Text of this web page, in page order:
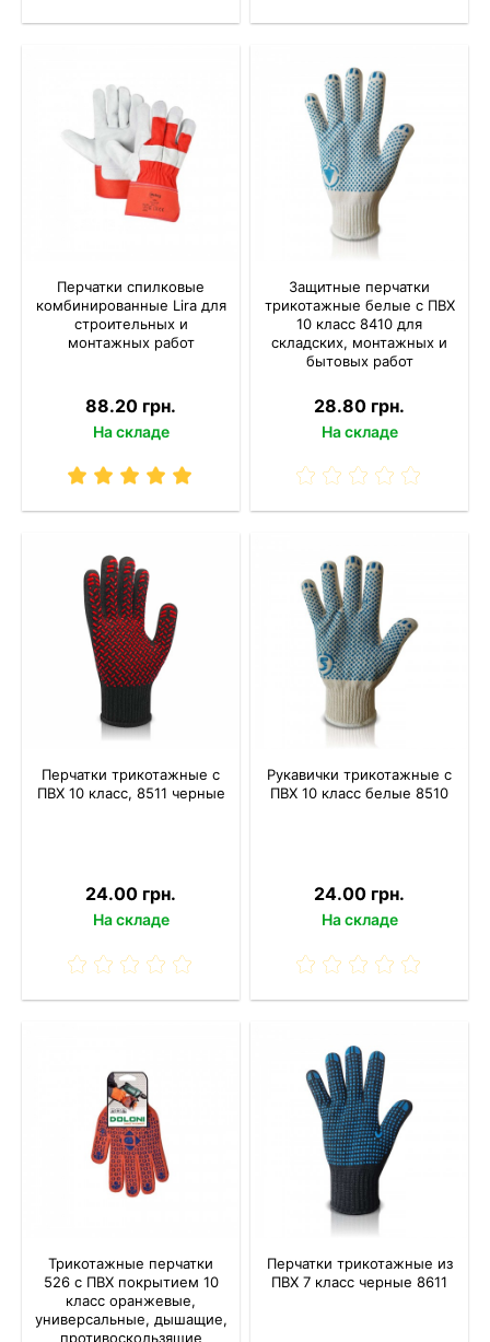
Перчатки спилковые
комбинированные Lira для
строительных и
монтажных работ
88.20 грн.
На складе
Защитные перчатки
трикотажные белые с ПВХ
10 класс 8410 для
складских, монтажных и
бытовых работ
28.80 грн.
На складе
Перчатки трикотажные с
ПВХ 10 класс, 8511 черные
24.00 грн.
На складе
Рукавички трикотажные с
ПВХ 10 класс белые 8510
24.00 грн.
На складе
Трикотажные перчатки
526 с ПВХ покрытием 10
класс оранжевые,
универсальные, дышащие,
противоскользящие
Перчатки трикотажные из
ПВХ 7 класс черные 8611